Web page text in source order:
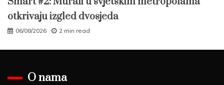
otkrivaju izgled dvosjeda
06/08/2026 2 min read
O nama